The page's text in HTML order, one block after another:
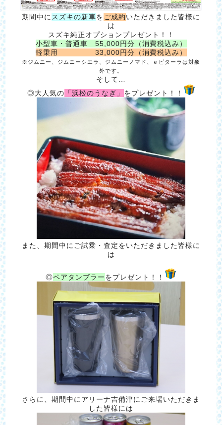
期間中に スズキの新車を ご成約いただきました皆様に
は
スズキ純正オプションプレゼント！！
小型車・普通車 55,000円分（消費税込み）
軽乗用 33,000円分（消費税込み）
※ジムニー、ジムニーシエラ、ジムニーノマド、ｅビターラは対象
外です。
そして…
◎大人気の 「浜松のうなぎ」 をプレゼント！！
また、期間中にご試乗・査定をいただきました皆様に
は
◎ペアタンブラーをプレゼント！！
さらに、期間中にアリーナ吉備津にご来場いただきま
した皆様には